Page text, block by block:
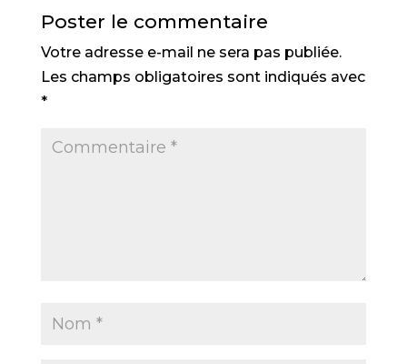
Poster le commentaire
Votre adresse e-mail ne sera pas publiée.
Les champs obligatoires sont indiqués avec
*